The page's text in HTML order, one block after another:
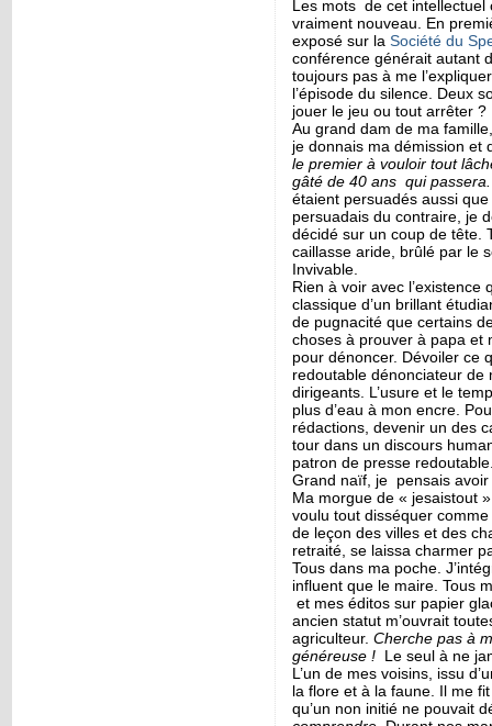
Les mots de cet intellectuel
vraiment nouveau. En
exposé sur la Société du
conférence générait autant
toujours pas à me
l’épisode du silence. Deux
jouer le jeu ou tout arrêter ?
Au grand dam de ma
je donnais ma démission et
le premier à vouloir tout
gâté de 40 ans qui
étaient persuadés aussi
persuadais du contraire, je
décidé sur un coup de tête.
caillasse aride, brûlé par le
Invivable.
Rien à voir avec
classique d’un brillant
de pugnacité que certains
choses à prouver à papa et
pour dénoncer. Dévoiler ce
redoutable dénonciateur de
dirigeants. L’usure et le
plus d’eau à mon encre.
rédactions, devenir un des
tour dans un discours
patron de presse
Grand naïf, je pensais avoir
Ma morgue de « jesaistout
voulu tout disséquer
de leçon des villes et des
retraité, se laissa charmer
Tous dans ma poche.
influent que le maire. Tous
et mes éditos sur papier
ancien statut m’ouvrait
agriculteur. Cherche pas à
généreuse !Le seul à ne
L’un de mes voisins, issu
la flore et à la faune. Il me
qu’un non initié ne pouvait